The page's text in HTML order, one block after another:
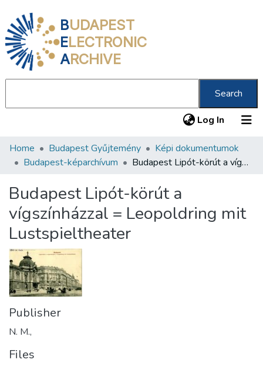
BUDAPEST
ELECTRONIC
ARCHIVE
Search
Log In (current)
Communities & Collections
Statistics
About us
Home Budapest Gyűjtemény
Képi dokumentumok
Budapest-képarchívum
Budapest Lipót-körút a vígszínházzal = Leopoldring mit Lustspieltheater
Budapest Lipót-körút a
vígszínházzal = Leopoldring mit
Lustspieltheater
Publisher
N. M.,
Files